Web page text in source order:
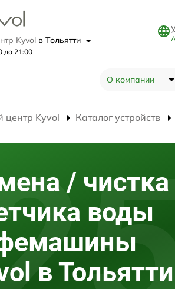
Kyvol в Тольятти
до 21:00
О компании
центр Kyvol Каталог устройств
/ чистка
воды
в Тольятти